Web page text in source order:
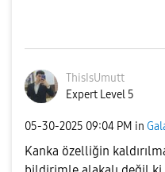
ThisIsUmutt
Expert Level 5
‎05-30-2025 09:04 PM in
Kanka özelliğin